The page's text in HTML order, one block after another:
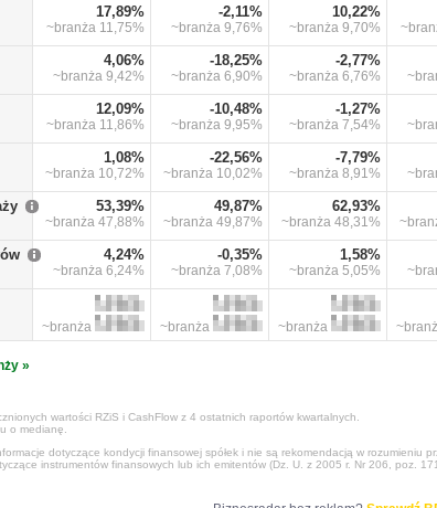
17,89%
~branża 11,75%
-2,11%
~branża 9,76%
10,22%
~branża 9,70%
4,06%
~branża 9,42%
-18,25%
~branża 6,90%
-2,77%
~branża 6,76%
12,09%
~branża 11,86%
-10,48%
~branża 9,95%
-1,27%
~branża 7,54%
1,08%
~branża 10,72%
-22,56%
~branża 10,02%
-7,79%
~branża 8,91%
53,39%
~branża 47,88%
49,87%
~branża 49,87%
62,93%
~branża 48,31%
4,24%
~branża 6,24%
-0,35%
~branża 7,08%
1,58%
~branża 5,05%
~branża ~branża ~branża
»
wartości RZiS i CashFlow z 4 ostatnich raportów kwartalnych.
o medianę.
dotyczące kondycji finansowej spółek i nie są rekomendacją w rozumieniu
instrumentów finansowych lub ich emitentów (Dz. U. z 2005 r. Nr 206, poz.